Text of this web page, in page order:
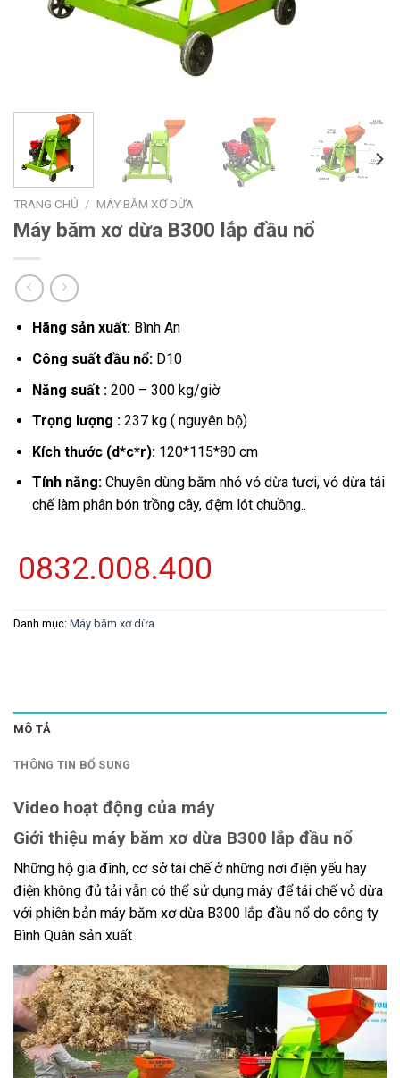
TRANG CHỦ / MÁY BĂM XƠ DỪA
Máy băm xơ dừa B300 lắp đầu nổ
Hãng sản xuất: Bình An
Công suất đầu nổ: D10
Năng suất :200 – 300 kg/giờ
Trọng lượng : 237 kg ( nguyên bộ)
Kích thước (d*c*r): 120*115*80 cm
Tính năng:Chuyên dùng băm nhỏ vỏ dừa tươi, vỏ dừa tái
chế làm phân bón trồng cây, đệm lót chuồng..
0832.008.400
Danh mục: Máy băm xơ dừa
MÔ TẢ
THÔNG TIN BỔ SUNG
Video hoạt động của máy
Giới thiệu máy băm xơ dừa B300 lắp đầu nổ
Những hộ gia đình, cơ sở tái chế ở những nơi điện yếu hay
điện không đủ tải vẫn có thể sử dụng máy để tái chế vỏ dừa
với phiên bản máy băm xơ dừa B300 lắp đầu nổ do công ty
Bình Quân sản xuất